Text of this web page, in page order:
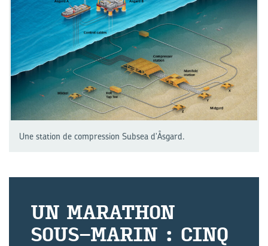
Une station de compression Subsea d'Åsgard.
UN MA­RA­THON
SOUS-​MARIN : CINQ